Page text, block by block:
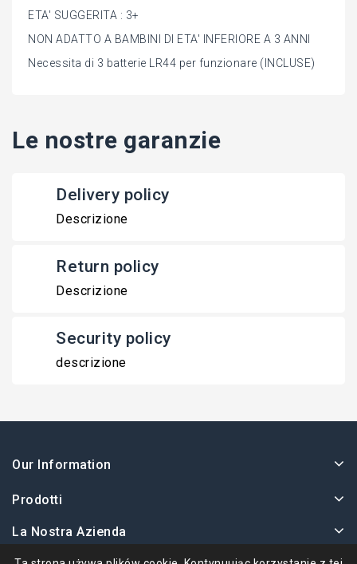
ETA' SUGGERITA : 3+
NON ADATTO A BAMBINI DI ETA' INFERIORE A 3 ANNI
Necessita di 3 batterie LR44 per funzionare (INCLUSE)
Le nostre garanzie
Delivery policy
Descrizione
Return policy
Descrizione
Security policy
descrizione
Our Information
Prodotti
La Nostra Azienda